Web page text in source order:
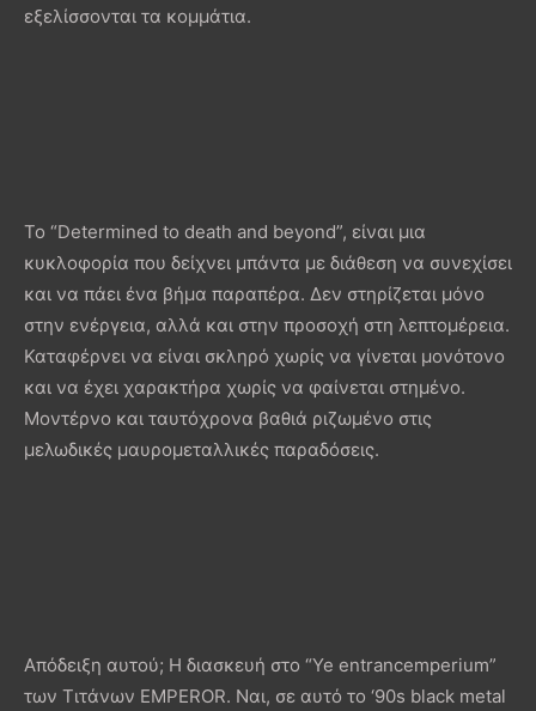
εξελίσσονται τα κομμάτια.
Το “Determined to death and beyond”, είναι μια
κυκλοφορία που δείχνει μπάντα με διάθεση να συνεχίσει
και να πάει ένα βήμα παραπέρα. Δεν στηρίζεται μόνο
στην ενέργεια, αλλά και στην προσοχή στη λεπτομέρεια.
Καταφέρνει να είναι σκληρό χωρίς να γίνεται μονότονο
και να έχει χαρακτήρα χωρίς να φαίνεται στημένο.
Μοντέρνο και ταυτόχρονα βαθιά ριζωμένο στις
μελωδικές μαυρομεταλλικές παραδόσεις.
Απόδειξη αυτού; Η διασκευή στο “Ye entrancemperium”
των Τιτάνων EMPEROR. Ναι, σε αυτό το ‘90s black metal